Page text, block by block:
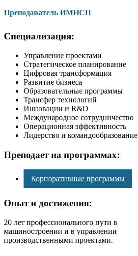
Преподаватель ИМИСП
Специализация:
Управление проектами
Стратегическое планирование
Цифровая трансформация
Развитие бизнеса
Образовательные программы
Трансфер технологий
Инновации и R&D
Международное сотрудничество
Операционная эффективность
Лидерство и командообразование
Преподает на программах:
Корпоративные программы
Опыти достижения:
20 лет профессионального пути в
машиностроении и в управлении
производственными проектами.